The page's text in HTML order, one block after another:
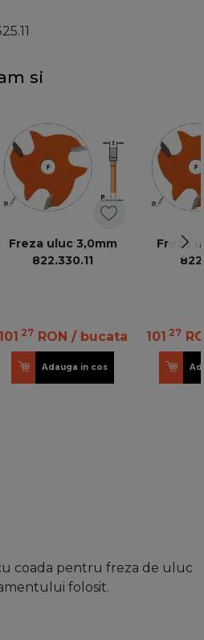
si
Freza uluc 3,0mm
822.330.11
101 27 RON / bucata
Adauga in cos
Freza
101 27
coada pentru freza de uluc
folosit.